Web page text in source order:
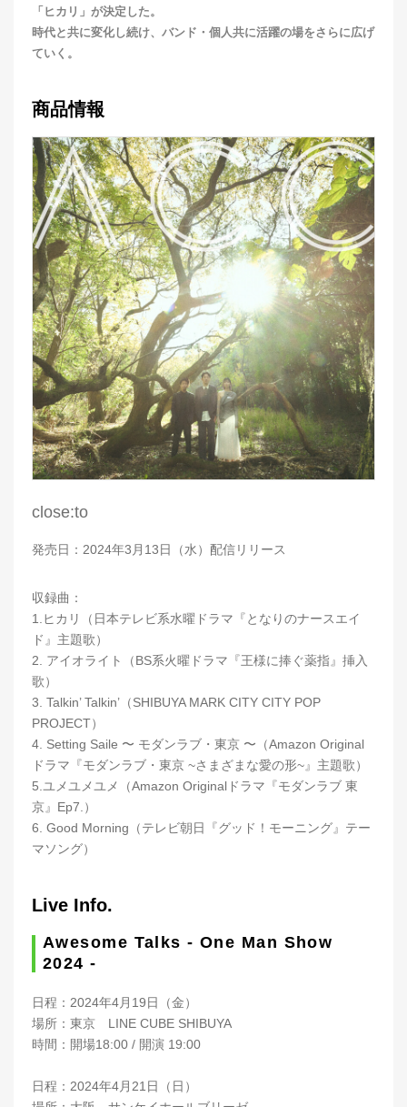
「ヒカリ」が決定した。
時代と共に変化し続け、バンド・個人共に活躍の場をさらに広げ
ていく。
商品情報
close:to
発売日：2024年3月13日（水）配信リリース
収録曲：
1.ヒカリ（日本テレビ系水曜ドラマ『となりのナースエイ
ド』主題歌）
2. アイオライト（BS系火曜ドラマ『王様に捧ぐ薬指』挿入
歌）
3. Talkin’ Talkin’（SHIBUYA MARK CITY CITY POP
PROJECT）
4. Setting Saile 〜 モダンラブ・東京 〜（Amazon Original
ドラマ『モダンラブ・東京 ~さまざまな愛の形~』主題歌）
5.ユメユメユメ（Amazon Originalドラマ『モダンラブ 東
京』Ep7.）
6. Good Morning（テレビ朝日『グッド！モーニング』テー
マソング）
Live Info.
Awesome Talks - One Man Show
2024 -
日程：2024年4月19日（金）
場所：東京 LINE CUBE SHIBUYA
時間：開場18:00 / 開演 19:00
日程：2024年4月21日（日）